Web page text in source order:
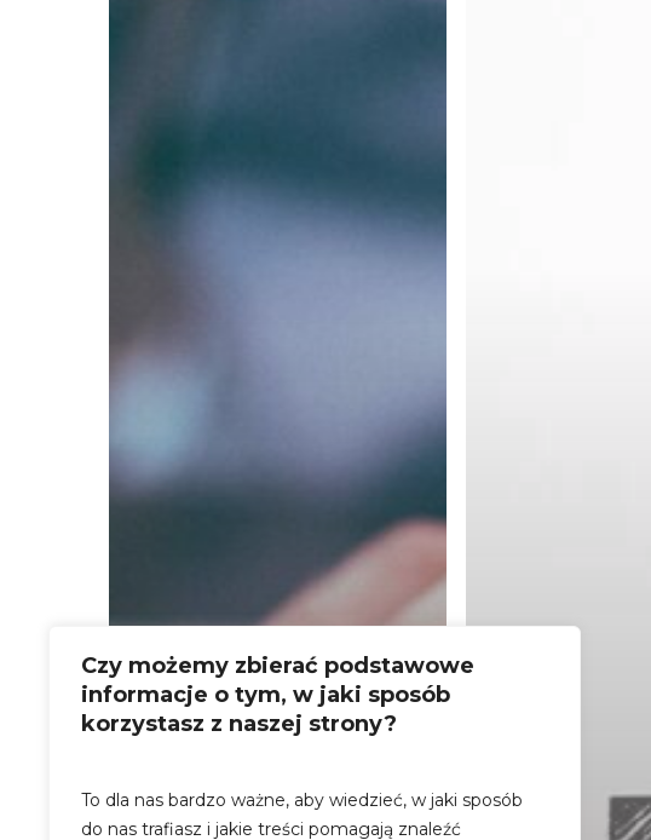
Czy możemy zbierać podstawowe
informacje o tym, w jaki sposób
korzystasz z naszej strony?
To dla nas bardzo ważne, aby wiedzieć, w jaki sposób
do nas trafiasz i jakie treści pomagają znaleźć